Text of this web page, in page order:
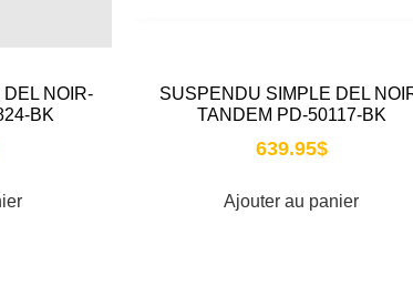
NOIR-
BK
SUSPENDU SIMPLE DEL
TANDEM PD-50117-BK
639.95$
Ajouter au panier